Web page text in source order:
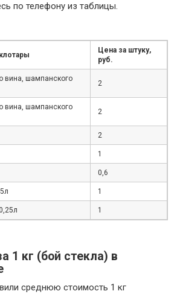
по телефону из таблицы.
Цена за штуку,
руб.
вина, шампанского
2
вина, шампанского
2
2
1
0,6
1
1
1 кг (бой стекла) в
среднюю стоимость 1 кг